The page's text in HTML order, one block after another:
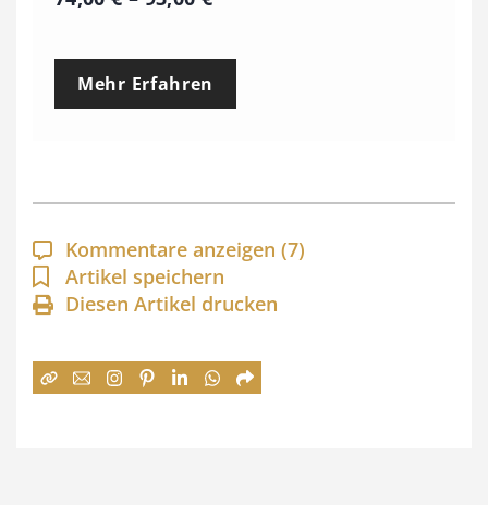
e
p
a
n
n
:
Mehr Erfahren
Kommentare anzeigen (7)
Artikel speichern
Diesen Artikel drucken